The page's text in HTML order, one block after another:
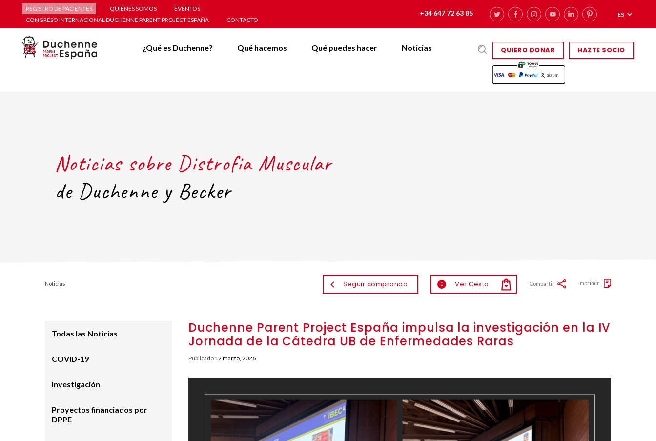
REGISTRO DE PACIENTES QUIÉNES SOMOS
EVENTOS
CONGRESO INTERNACIONAL DUCHENNE PARENT PROJECT ESPAÑA
CONTACTO
+34 647 72 63 85 ES
QUIERO DONAR HAZTE SOCIO
¿Qué es Duchenne? Qué hacemos Qué puedes hacer Noticias
Noticias sobre Distrofia Muscular
de Duchenne y Becker
Noticias Seguir comprando 0 Ver Cesta Compartir Imprimir
Duchenne Parent Project España impulsa la investigación en la IV
Jornada de la Cátedra UB de Enfermedades Raras
Publicado 12 marzo, 2026
Todas las Noticias
COVID-19
Investigación
Proyectos financiados por
DPPE